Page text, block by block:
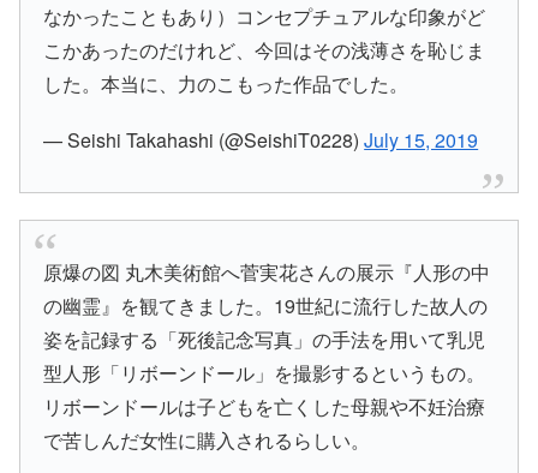
なかったこともあり）コンセプチュアルな印象がど
こかあったのだけれど、今回はその浅薄さを恥じま
した。本当に、力のこもった作品でした。
— Seishi Takahashi (@SeishiT0228)July 15, 2019
原爆の図 丸木美術館へ菅実花さんの展示『人形の中
の幽霊』を観てきました。19世紀に流行した故人の
姿を記録する「死後記念写真」の手法を用いて乳児
型人形「リボーンドール」を撮影するというもの。
リボーンドールは子どもを亡くした母親や不妊治療
で苦しんだ女性に購入されるらしい。